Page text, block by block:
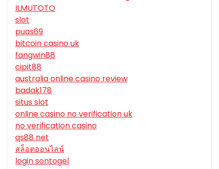
ILMUTOTO
slot
puas69
bitcoin casino uk
fangwin88
cipit88
australia online casino review
badak178
situs slot
online casino no verification uk
no verification casino
qs88 net
สล็อตออนไลน์
login sontogel